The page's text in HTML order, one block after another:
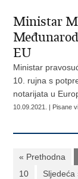
Ministar
EU
Ministar
10. rujna s
notarijata u
10.09.2021. | Pisane
« Prethodna
10
Sljedeća